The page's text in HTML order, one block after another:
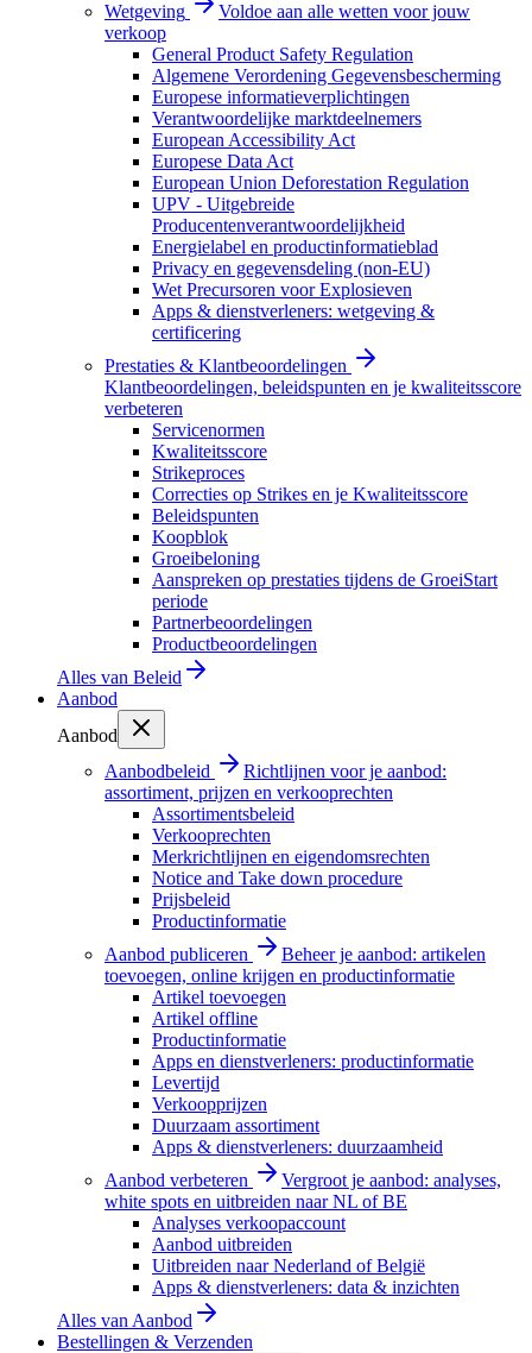
Wetgeving
Voldoe aan alle wetten voor jouw
verkoop
General Product Safety Regulation
Algemene Verordening Gegevensbescherming
Europese informatieverplichtingen
Verantwoordelijke marktdeelnemers
European Accessibility Act
Europese Data Act
European Union Deforestation Regulation
UPV - Uitgebreide
Producentenverantwoordelijkheid
Energielabel en productinformatieblad
Privacy en gegevensdeling (non-EU)
Wet Precursoren voor Explosieven
Apps & dienstverleners: wetgeving &
certificering
Prestaties & Klantbeoordelingen
Klantbeoordelingen, beleidspunten en je kwaliteitsscore
verbeteren
Servicenormen
Kwaliteitsscore
Strikeproces
Correcties op Strikes en je Kwaliteitsscore
Beleidspunten
Koopblok
Groeibeloning
Aanspreken op prestaties tijdens de GroeiStart
periode
Partnerbeoordelingen
Productbeoordelingen
Alles van Beleid
Aanbod
Aanbod
Aanbodbeleid
Richtlijnen voor je aanbod:
assortiment, prijzen en verkooprechten
Assortimentsbeleid
Verkooprechten
Merkrichtlijnen en eigendomsrechten
Notice and Take down procedure
Prijsbeleid
Productinformatie
Aanbod publiceren
Beheer je aanbod: artikelen
toevoegen, online krijgen en productinformatie
Artikel toevoegen
Artikel offline
Productinformatie
Apps en dienstverleners: productinformatie
Levertijd
Verkoopprijzen
Duurzaam assortiment
Apps & dienstverleners: duurzaamheid
Aanbod verbeteren
Vergroot je aanbod: analyses,
white spots en uitbreiden naar NL of BE
Analyses verkoopaccount
Aanbod uitbreiden
Uitbreiden naar Nederland of België
Apps & dienstverleners: data & inzichten
Alles van Aanbod
Bestellingen & Verzenden